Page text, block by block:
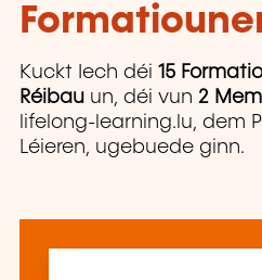
Kuckt Iech déi 15
Réibau un, déi vun 2
lifelong-learning.lu, dem
Léieren, ugebuede ginn.